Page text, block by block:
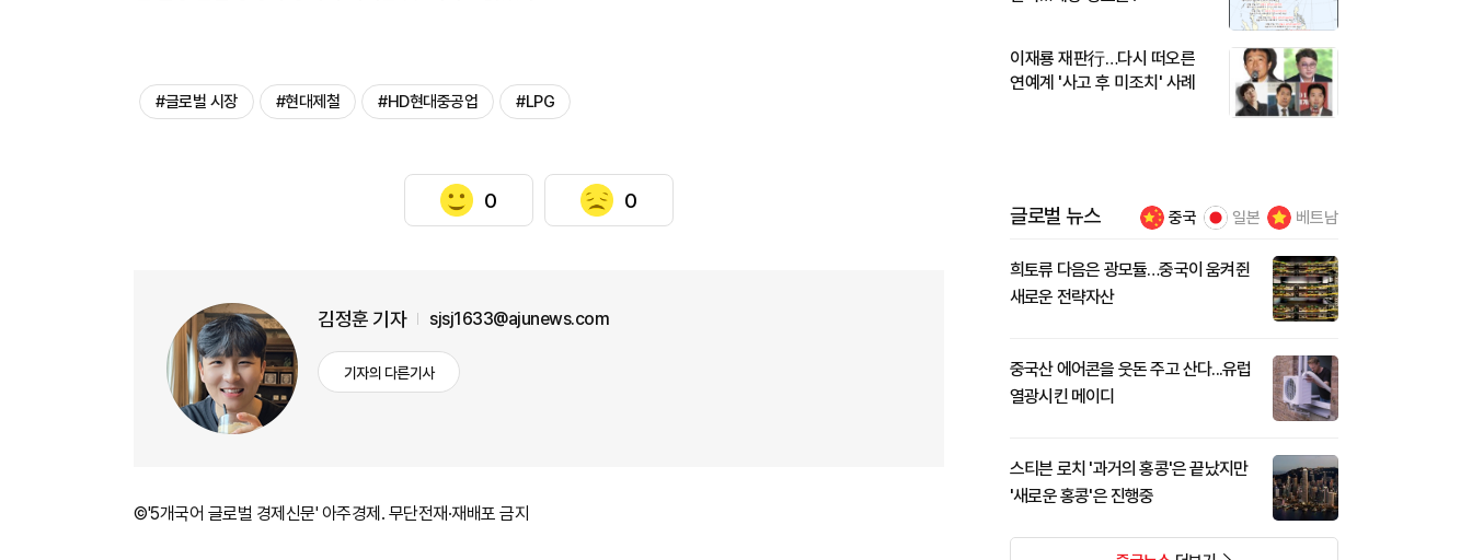
#글로벌 시장 #현대제철 #HD현대중공업 #LPG
0 0
김정훈 기자 sjsj1633@ajunews.com
기자의 다른기사
©'5개국어 글로벌 경제신문' 아주경제. 무단전재·재배포 금지
이재룡 재판行…다시 떠오른
연예계 '사고 후 미조치' 사례
글로벌 뉴스 중국 일본 베트남
희토류 다음은 광모듈…중국이 움켜쥔
새로운 전략자산
중국산 에어콘을 웃돈 주고 산다...유럽
열광시킨 메이디
스티븐 로치 '과거의 홍콩'은 끝났지만
'새로운 홍콩'은 진행중